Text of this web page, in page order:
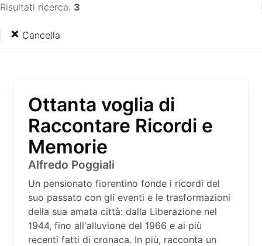
Risultati ricerca: 3
Cancella
Ottanta voglia di
Raccontare Ricordi e
Memorie
Alfredo Poggiali
Un pensionato fiorentino fonde i ricordi del
suo passato con gli eventi e le trasformazioni
della sua amata città: dalla Liberazione nel
1944, fino all'alluvione del 1966 e ai più
recenti fatti di cronaca. In più, racconta un